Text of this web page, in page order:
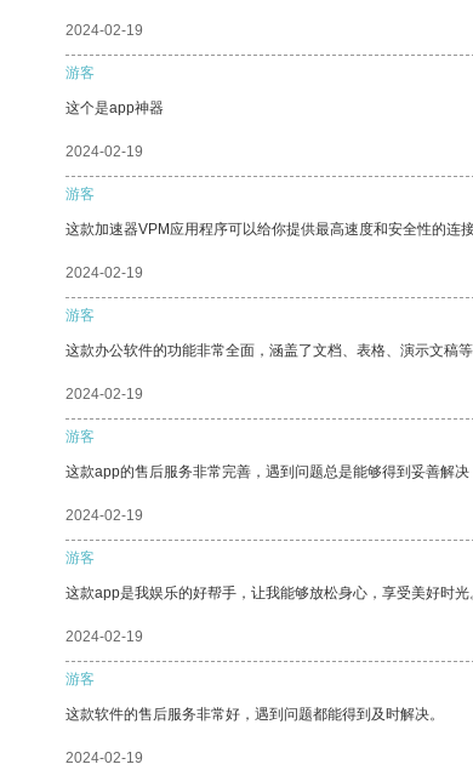
2024-02-19
游客
这个是app神器
2024-02-19
游客
这款加速器VPM应用程序可以给你提供最高速度和安全性的连
2024-02-19
游客
这款办公软件的功能非常全面，涵盖了文档、表格、演示文稿
2024-02-19
游客
这款app的售后服务非常完善，遇到问题总是能够得到妥善解决
2024-02-19
游客
这款app是我娱乐的好帮手，让我能够放松身心，享受美好时光
2024-02-19
游客
这款软件的售后服务非常好，遇到问题都能得到及时解决。
2024-02-19